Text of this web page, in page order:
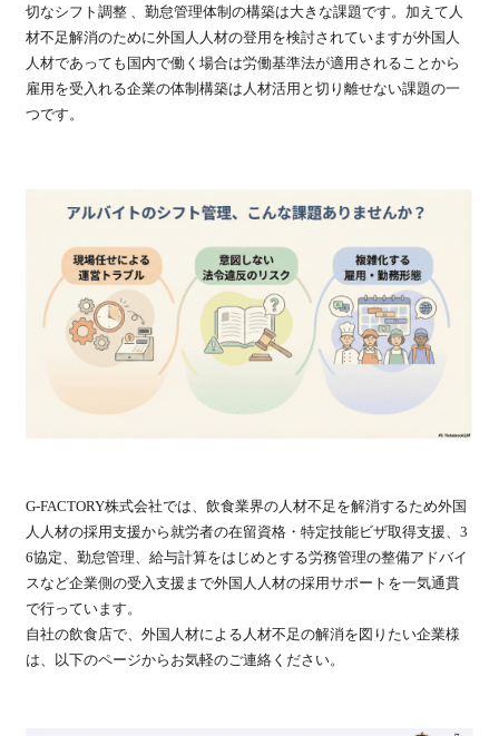
切なシフト調整 、勤怠管理体制の構築は大きな課題です。加えて人
材不足解消のために外国人人材の登用を検討されていますが外国人
人材であっても国内で働く場合は労働基準法が適用されることから
雇用を受入れる企業の体制構築は人材活用と切り離せない課題の一
つです。
G-FACTORY株式会社では、飲食業界の人材不足を解消するため外国
人人材の採用支援から就労者の在留資格・特定技能ビザ取得支援、3
6協定、勤怠管理、給与計算をはじめとする労務管理の整備アドバイ
スなど企業側の受入支援まで外国人人材の採用サポートを一気通貫
で行っています。
自社の飲食店で、外国人材による人材不足の解消を図りたい企業様
は、以下のページからお気軽のご連絡ください。